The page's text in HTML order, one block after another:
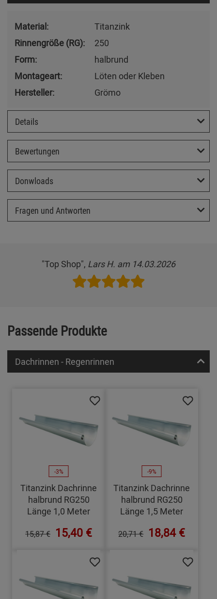
Material:
Titanzink
Rinnengröße (RG):
250
Form:
halbrund
Montageart:
Löten oder Kleben
Hersteller:
Grömo
Details
Bewertungen
Donwloads
Fragen und Antworten
"Top Shop", Lars H. am 14.03.2026
Passende Produkte
Dachrinnen - Regenrinnen
-3%
Titanzink Dachrinne
halbrund RG250
Länge 1,0 Meter
15,87 € 15,40 €
-9%
Titanzink Dachrinne
halbrund RG250
Länge 1,5 Meter
20,71 € 18,84 €